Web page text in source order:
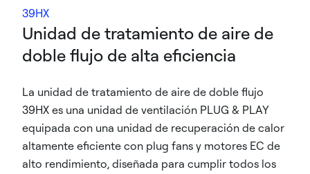
39HX
Unidad de tratamiento de aire de
doble flujo de alta eficiencia
La unidad de tratamiento de aire de doble flujo
39HX es una unidad de ventilación PLUG & PLAY
equipada con una unidad de recuperación de calor
altamente eficiente con plug fans y motores EC de
alto rendimiento, diseñada para cumplir todos los